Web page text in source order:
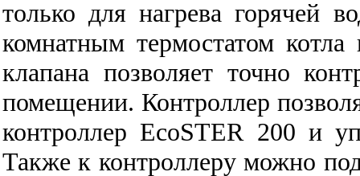
только для нагрева горячей
комнатным термостатом
клапана позволяет точно
помещении. Контроллер
контроллер EcoSTER 200 и
Также к контроллеру можно